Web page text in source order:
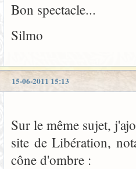
Bon spectacle...
Silmo
15-06-2011 15:13
Sur le même sujet,
site de Libération,
cône d'ombre :